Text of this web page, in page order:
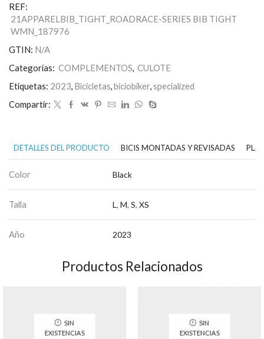
Shell
Bib
cantidad
REF:
21APPARELBIB_TIGHT_ROADRACE-SERIES BIB TIGHT
WMN_187976
GTIN: N/A
Categorías: COMPLEMENTOS, CULOTE
Etiquetas: 2023, Bicicletas,biciobiker,specialized
Compartir:
DETALLES DEL PRODUCTO BICIS MONTADAS Y REVISADAS
Color Black
Talla L, M, S, XS
Año 2023
Productos Relacionados
SIN
EXISTENCIAS
SIN
EXISTENCIAS